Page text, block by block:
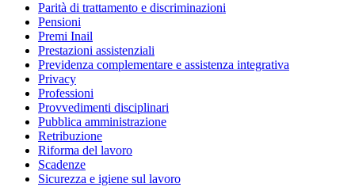
Parità di trattamento e discriminazioni
Pensioni
Premi Inail
Prestazioni assistenziali
Previdenza complementare e assistenza integrativa
Privacy
Professioni
Provvedimenti disciplinari
Pubblica amministrazione
Retribuzione
Riforma del lavoro
Scadenze
Sicurezza e igiene sul lavoro